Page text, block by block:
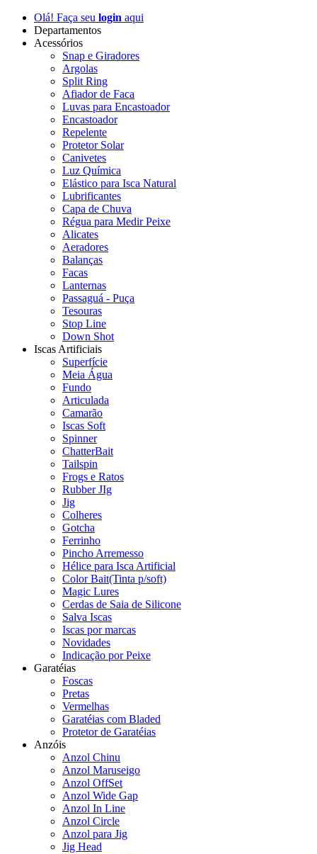
Olá! Faça seu login aqui
Departamentos
Acessórios
Snap e Giradores
Argolas
Split Ring
Afiador de Faca
Luvas para Encastoador
Encastoador
Repelente
Protetor Solar
Canivetes
Luz Química
Elástico para Isca Natural
Lubrificantes
Capa de Chuva
Régua para Medir Peixe
Alicates
Aeradores
Balanças
Facas
Lanternas
Passaguá - Puça
Tesouras
Stop Line
Down Shot
Iscas Artificiais
Superfície
Meia Água
Fundo
Articulada
Camarão
Iscas Soft
Spinner
ChatterBait
Tailspin
Frogs e Ratos
Rubber JIg
Jig
Colheres
Gotcha
Ferrinho
Pincho Arremesso
Hélice para Isca Artificial
Color Bait(Tinta p/soft)
Magic Lures
Cerdas de Saia de Silicone
Salva Iscas
Iscas por marcas
Novidades
Indicação por Peixe
Garatéias
Foscas
Pretas
Vermelhas
Garatéias com Bladed
Protetor de Garatéias
Anzóis
Anzol Chinu
Anzol Maruseigo
Anzol OffSet
Anzol Wide Gap
Anzol In Line
Anzol Circle
Anzol para Jig
Jig Head